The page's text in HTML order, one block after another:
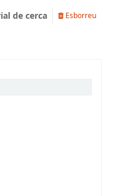
de cerca Esborreu